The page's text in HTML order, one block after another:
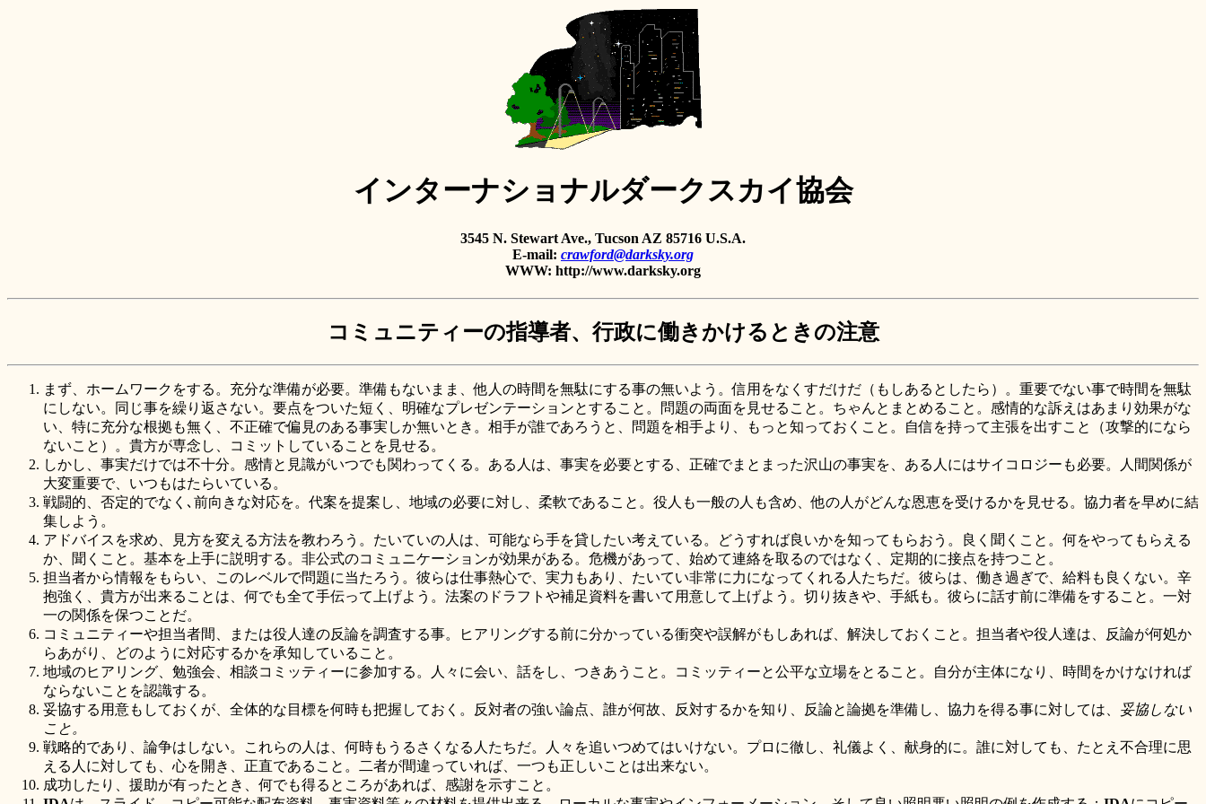
インターナショナルダークスカイ協会
3545 N. Stewart Ave., Tucson AZ 85716 U.S.A.
E-mail: crawford@darksky.org
WWW: http://www.darksky.org
コミュニティーの指導者、行政に働きかけるときの注意
まず、ホームワークをする。充分な準備が必要。準備もないまま、他人の時間を無駄にする事の無いよう。信用をなくすだけだ（もしあるとしたら）。重要でない事で時間を無駄
にしない。同じ事を繰り返さない。要点をついた短く、明確なプレゼンテーションとすること。問題の両面を見せること。ちゃんとまとめること。感情的な訴えはあまり効果がな
い、特に充分な根拠も無く、不正確で偏見のある事実しか無いとき。相手が誰であろうと、問題を相手より、もっと知っておくこと。自信を持って主張を出すこと（攻撃的になら
ないこと）。貴方が専念し、コミットしていることを見せる。
しかし、事実だけでは不十分。感情と見識がいつでも関わってくる。ある人は、事実を必要とする、正確でまとまった沢山の事実を、ある人にはサイコロジーも必要。人間関係が
大変重要で、いつもはたらいている。
戦闘的、否定的でなく､前向きな対応を。代案を提案し、地域の必要に対し、柔軟であること。役人も一般の人も含め、他の人がどんな恩恵を受けるかを見せる。協力者を早めに結
集しよう。
アドバイスを求め、見方を変える方法を教わろう。たいていの人は、可能なら手を貸したい考えている。どうすれば良いかを知ってもらおう。良く聞くこと。何をやってもらえる
か、聞くこと。基本を上手に説明する。非公式のコミュニケーションが効果がある。危機があって、始めて連絡を取るのではなく、定期的に接点を持つこと。
担当者から情報をもらい、このレベルで問題に当たろう。彼らは仕事熱心で、実力もあり、たいてい非常に力になってくれる人たちだ。彼らは、働き過ぎで、給料も良くない。辛
抱強く、貴方が出来ることは、何でも全て手伝って上げよう。法案のドラフトや補足資料を書いて用意して上げよう。切り抜きや、手紙も。彼らに話す前に準備をすること。一対
一の関係を保つことだ。
コミュニティーや担当者間、または役人達の反論を調査する事。ヒアリングする前に分かっている衝突や誤解がもしあれば、解決しておくこと。担当者や役人達は、反論が何処か
らあがり、どのように対応するかを承知していること。
地域のヒアリング、勉強会、相談コミッティーに参加する。人々に会い、話をし、つきあうこと。コミッティーと公平な立場をとること。自分が主体になり、時間をかけなければ
ならないことを認識する。
妥協する用意もしておくが、全体的な目標を何時も把握しておく。反対者の強い論点、誰が何故、反対するかを知り、反論と論拠を準備し、協力を得る事に対しては、 妥協しない
こと。
戦略的であり、論争はしない。これらの人は、何時もうるさくなる人たちだ。人々を追いつめてはいけない。プロに徹し、礼儀よく、献身的に。誰に対しても、たとえ不合理に思
える人に対しても、心を開き、正直であること。二者が間違っていれば、一つも正しいことは出来ない。
成功したり、援助が有ったとき、何でも得るところがあれば、感謝を示すこと。